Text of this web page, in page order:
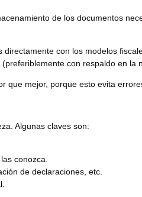
de los documentos
directamente con los modelos
con respaldo en la
que mejor, porque esto evita
Algunas claves son:
conozca.
de declaraciones, etc.